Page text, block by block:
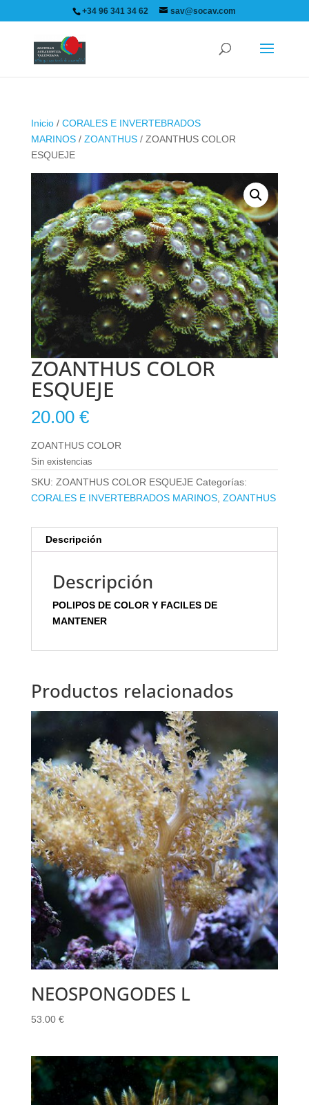
+34 96 341 34 62 sav@socav.com
Inicio/ CORALES E INVERTEBRADOS
MARINOS/ ZOANTHUS/ ZOANTHUS COLOR
ESQUEJE
ZOANTHUS COLOR
ESQUEJE
20.00 €
ZOANTHUS COLOR
Sin existencias
SKU: ZOANTHUS COLOR ESQUEJE Categorías:
CORALES E INVERTEBRADOS MARINOS, ZOANTHUS
Descripción
Descripción
POLIPOS DE COLOR Y FACILES DE
MANTENER
Productos relacionados
NEOSPONGODES L
53.00 €